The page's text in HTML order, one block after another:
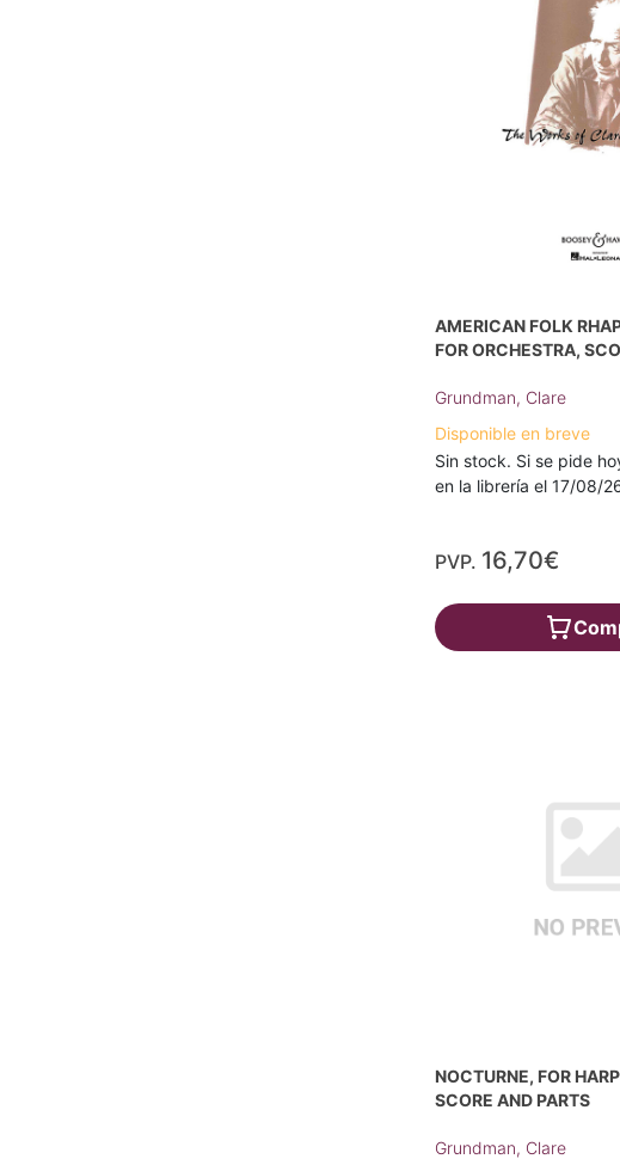
AMERICAN FOLK
FOR ORCHESTRA,
Grundman, Clare
Disponible en breve
Sin stock. Si se pide
en la librería el 17/08/
PVP. 16,70€
NOCTURNE, FOR
SCORE AND PARTS
Grundman, Clare